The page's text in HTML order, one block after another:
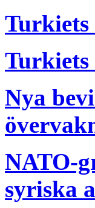
Turkiets
Nya
NATO-
syriska